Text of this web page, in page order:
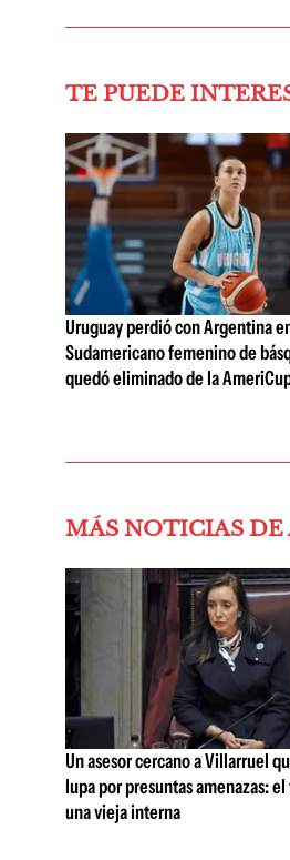
TE PUEDE
Uruguay perdió con Argentina
Sudamericano femenino de
quedó eliminado de la
MÁS NOTICIAS
Un asesor cercano a Villarruel
lupa por presuntas amenazas:
una vieja interna